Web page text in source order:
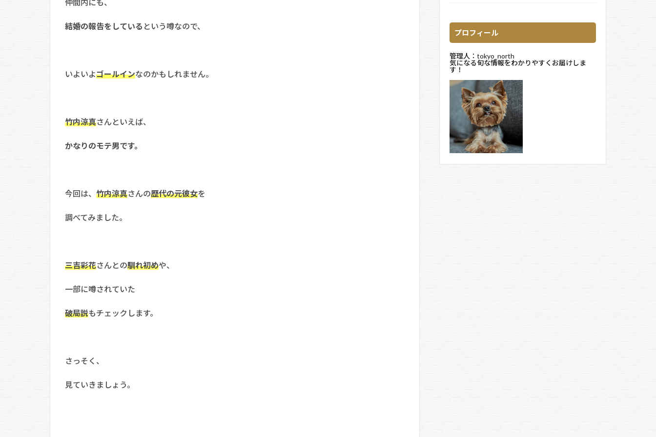
仲間内にも、
結婚の報告をしている という噂なので、
いよいよゴールインなのかもしれません。
竹内涼真さんといえば、
かなりのモテ男です。
今回は、 竹内涼真さんの歴代の元彼女を
調べてみました。
三吉彩花さんとの馴れ初めや、
一部に噂されていた
破局説もチェックします。
さっそく、
見ていきましょう。
プロフィール
管理人：tokyo_north
気になる旬な情報をわかりやすくお届けしま
す！